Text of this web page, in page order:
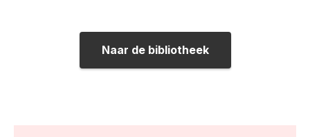
Naar de bibliotheek